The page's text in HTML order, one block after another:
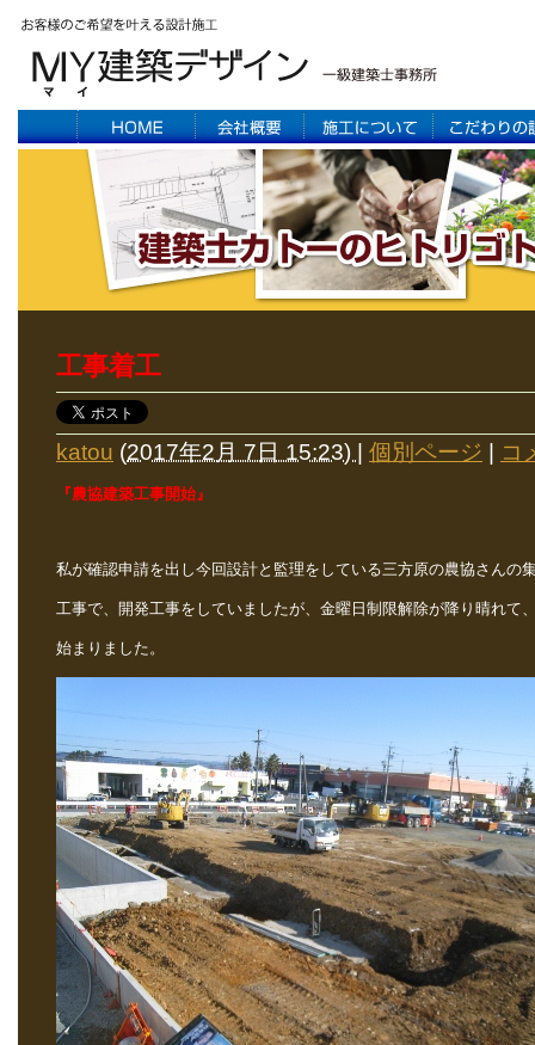
工事着工
katou (2017年2月 7日 15:23) 個別ページ コ
『農協建築工事開始』
私が確認申請を出し今回設計と監理をしている三方原の農協さんの
工事で、開発工事をしていましたが、金曜日制限解除が降り晴れて
始まりました。